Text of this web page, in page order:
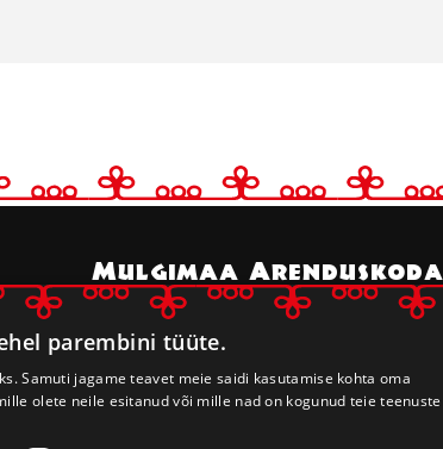
Mulgimaa Arenduskoda
Leerimaja
, Kulla küla, Mulgi vald
69509 Viljandi maakond
registrikood 80233014
parembini tüüte.
Samuti jagame teavet meie saidi kasutamise kohta oma
olete neile esitanud või mille nad on kogunud teie teenuste